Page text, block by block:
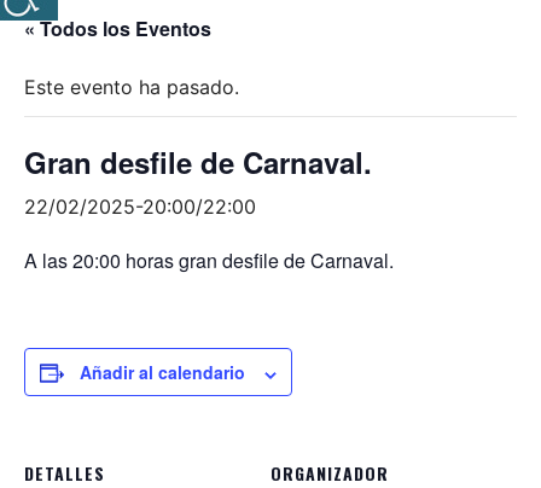
« Todos los Eventos
Este evento ha pasado.
Gran desfile de Carnaval.
22/02/2025-20:00/22:00
A las 20:00 horas gran desfile de Carnaval.
Añadir al calendario
DETALLES ORGANIZADOR